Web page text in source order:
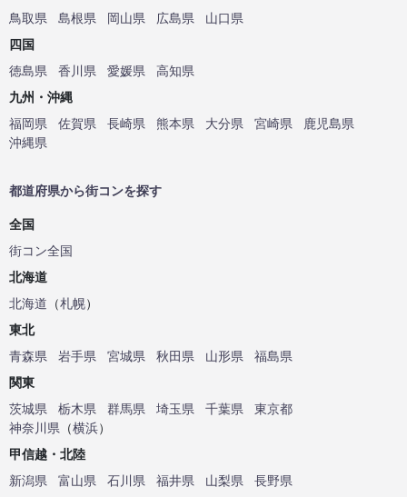
鳥取県
島根県 岡山県 広島県
山口県
四国
徳島県
香川県 愛媛県
高知県
九州・沖縄
福岡県
佐賀県 長崎県 熊本県 大分県 宮崎県
鹿児島県
沖縄県
都道府県から街コンを探す
全国
街コン全国
北海道
北海道 （札幌）
東北
青森県
岩手県 宮城県 秋田県 山形県
福島県
関東
茨城県
栃木県 群馬県 埼玉県 千葉県
東京都
神奈川県 （横浜）
甲信越・北陸
新潟県
富山県 石川県 福井県 山梨県
長野県